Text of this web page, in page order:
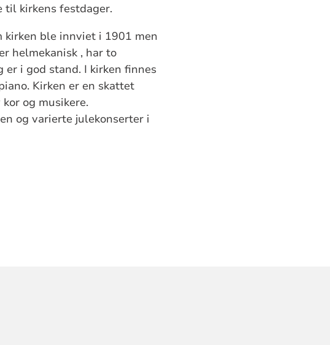
til kirkens festdager.
kirken ble innviet i 1901 men
helmekanisk , har to
i god stand. I kirken finnes
Kirken er en skattet
og musikere.
og varierte julekonserter i